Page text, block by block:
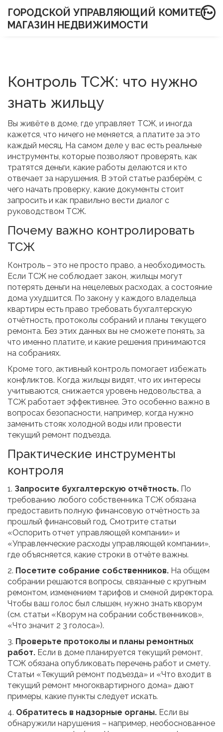
ГОРОДСКОЙ УПРАВЛЯЮЩИЙ КОМИТЕТ-
МАГАЗИН НЕДВИЖИМОСТИ
Контроль ТСЖ: что нужно
знать жильцу
Вы живёте в доме, где управляет ТСЖ, и иногда
кажется, что ничего не меняется, а платите за это
каждый месяц. На самом деле у вас есть реальные
инструменты, которые позволяют проверять, как
тратятся деньги, какие работы делаются и кто
отвечает за нарушения. В этой статье разберём, с
чего начать проверку, какие документы стоит
запросить и как правильно вести диалог с
руководством ТСЖ.
Почему важно контролировать
ТСЖ
Контроль – это не просто право, а необходимость.
Если ТСЖ не соблюдает закон, жильцы могут
потерять деньги на нецелевых расходах, а состояние
дома ухудшится. По закону у каждого владельца
квартиры есть право требовать бухгалтерскую
отчётность, протоколы собраний и планы текущего
ремонта. Без этих данных вы не сможете понять, за
что именно платите, и какие решения принимаются
на собраниях.
Кроме того, активный контроль помогает избежать
конфликтов. Когда жильцы видят, что их интересы
учитываются, снижается уровень недовольства, а
ТСЖ работает эффективнее. Это особенно важно в
вопросах безопасности, например, когда нужно
заменить стояк холодной воды или провести
текущий ремонт подъезда.
Практические инструменты
контроля
1. Запросите бухгалтерскую отчётность. По
требованию любого собственника ТСЖ обязана
предоставить полную финансовую отчётность за
прошлый финансовый год. Смотрите статьи
«Оспорить отчет управляющей компании» и
«Управленческие расходы управляющей компании»,
где объясняется, какие строки в отчёте важны.
2. Посетите собрание собственников. На общем
собрании решаются вопросы, связанные с крупным
ремонтом, изменением тарифов и сменой директора.
Чтобы ваш голос был слышен, нужно знать кворум
(см. статьи «Кворум на собрании собственников»,
«Что значит 2 3 голоса»).
3. Проверьте протоколы и планы ремонтных
работ. Если в доме планируется текущий ремонт,
ТСЖ обязана опубликовать перечень работ и смету.
Статьи «Текущий ремонт подъезда» и «Что входит в
текущий ремонт многоквартирного дома» дают
примеры, какие пункты следует искать.
4. Обратитесь в надзорные органы. Если вы
обнаружили нарушения – например, необоснованное